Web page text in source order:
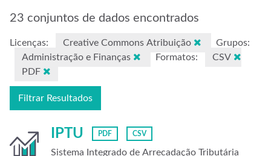
23 conjuntos de dados encontrados
Licenças: Creative Commons Atribuição
Grupos:
Administração e Finanças
Formatos:
CSV
PDF
Filtrar Resultados
IPTU PDF CSV
Sistema Integrado de Arrecadação Tributária